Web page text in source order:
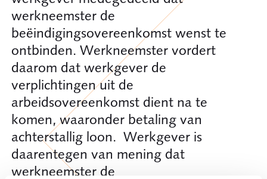
werkneemster de
beëindigingsovereenkomst wenst te
ontbinden. Werkneemster vordert
daarom dat werkgever de
verplichtingen uit de
arbeidsovereenkomst dient na te
komen, waaronder betaling van
achterstallig loon. Werkgever is
daarentegen van mening dat
werkneemster de